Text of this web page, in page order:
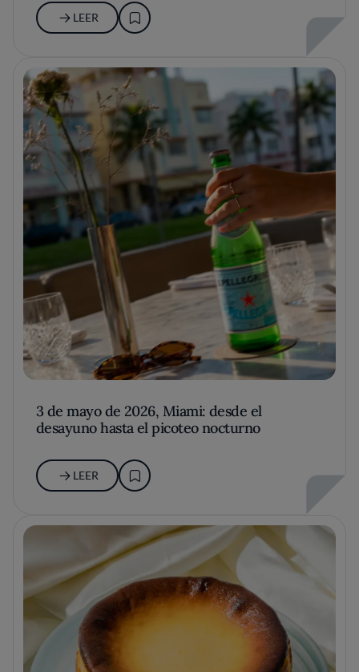
LEER
3 de mayo de 2026, Miami: desde el
desayuno hasta el picoteo nocturno
LEER